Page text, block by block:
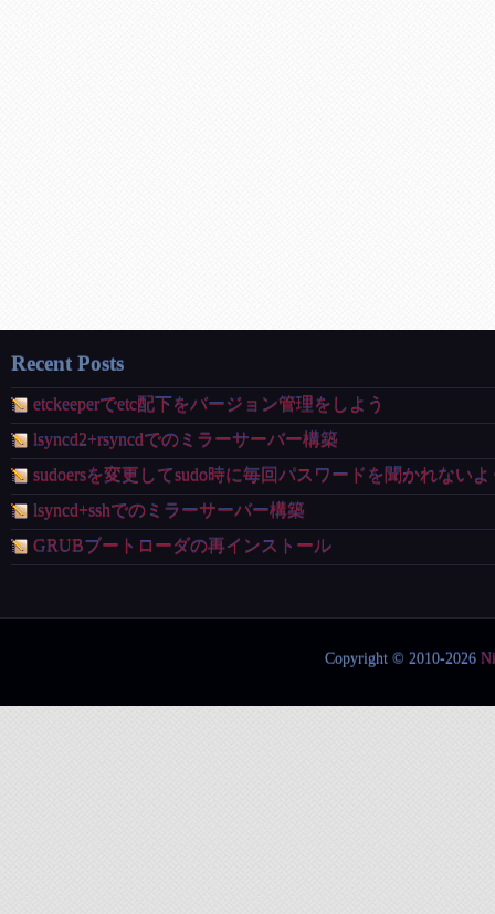
Recent Posts
etckeeperでetc配下をバージョン管理をしよう
lsyncd2+rsyncdでのミラーサーバー構築
sudoersを変更してsudo時に毎回パスワードを聞かれない
lsyncd+sshでのミラーサーバー構築
GRUBブートローダの再インストール
Copyright © 2010-2026